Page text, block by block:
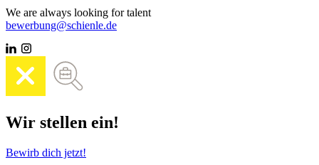
We are always looking for talent
bewerbung@schienle.de
Wir stellen ein!
Bewirb dich jetzt!